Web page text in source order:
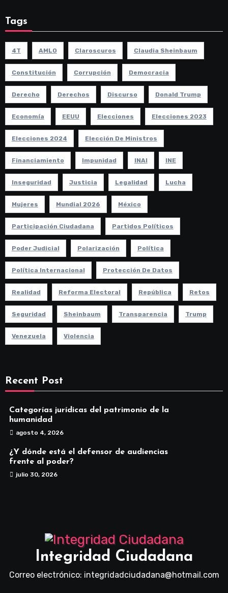
Tags
4T AMLO Claroscuros Claudia Sheinbaum
Constitución Corrupción Democracia
Derecho Derechos Discurso Donald Trump
Economía EEUU Elecciones Elecciones 2023
Elecciones 2024 Elección De Ministros
Financiamiento Impunidad INAI INE
Inseguridad Justicia Legalidad Lucha
Mujeres Mundial 2026 México
Participación Ciudadana Partidos Políticos
Poder Judicial Polarización Política
Política Internacional Protección De Datos
Realidad Reforma Electoral República Retos
Seguridad Sheinbaum Transparencia Trump
Venezuela Violencia
Recent Post
Categorías jurídicas del patrimonio de la
humanidad
agosto 4, 2026
¿Y dónde está el defensor de audiencias
frente al poder?
julio 30, 2026
Integridad Ciudadana
Correo electrónico: integridadciudadana@hotmail.com